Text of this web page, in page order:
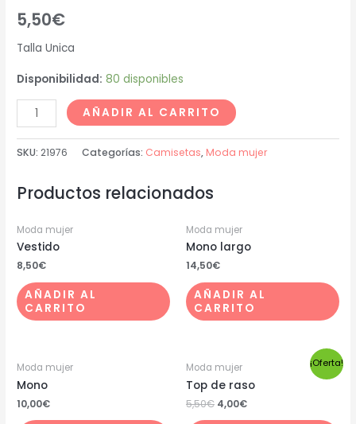
5,50€
Talla Unica
Disponibilidad: 80 disponibles
AÑADIR AL CARRITO
SKU:21976 Categorías: Camisetas, Moda mujer
Productos relacionados
Moda mujer
Vestido
8,50€
AÑADIR AL
CARRITO
Moda mujer
Mono largo
14,50€
AÑADIR AL
CARRITO
Moda mujer
Mono
10,00€
¡Oferta!
Moda mujer
Top de raso
5,50€ 4,00€